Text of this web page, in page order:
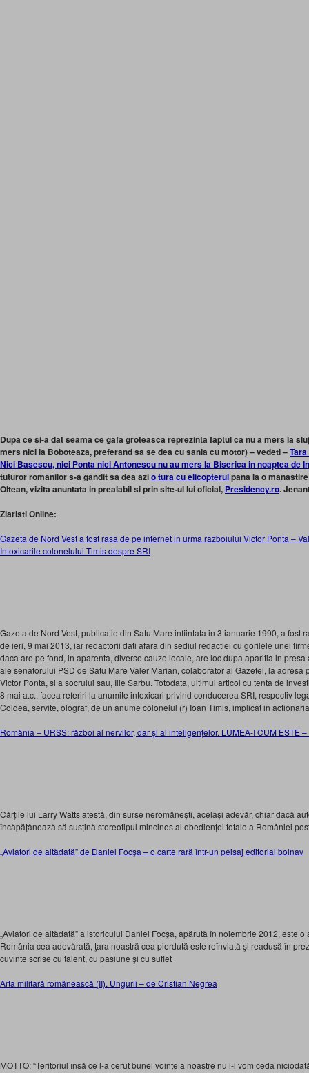
Dupa ce si-a dat seama ce gafa groteasca reprezinta faptul ca nu a mers la
mers nici la Boboteaza, preferand sa se dea cu sania cu motor) – vedeti –
Nici Basescu, nici Ponta nici Antonescu nu au mers la Biserica in noaptea de
tuturor romanilor s-a gandit sa dea azio tura cu elicopterulpana la o
Oltean, vizita anuntata in prealabil si prin site-ul lui oficial, Presidency.ro.
Ziaristi Online:
Gazeta de Nord Vest a fost rasa de pe internet in urma razboiului Victor Ponta –
Intoxicarile colonelului Timis despre SRI
Gazeta de Nord Vest, publicatie din Satu Mare infiintata in 3 ianuarie 1990, a fost
de ieri, 9 mai 2013, iar redactorii dati afara din sediul redactiei cu gorilele unei
daca are pe fond, in aparenta, diverse cauze locale, are loc dupa aparitia in
ale senatorului PSD de Satu Mare Valer Marian, colaborator al Gazetei, la
Victor Ponta, si a socrului sau, Ilie Sarbu. Totodata, ultimul articol cu tenta de
8 mai a.c., facea referiri la anumite intoxicari privind conducerea SRI, respectiv
Coldea, servite, olograf, de un anume colonelul (r) Ioan Timis, implicat in
România – URSS: război al nervilor, dar și al inteligențelor. LUMEA-I CUM ESTE
Cărțile lui Larry Watts atestă, din surse neromânești, același adevăr, chiar dacă
încăpățânează să susțină stereotipul mincinos al obedienței totale a României
„Aviatori de altădată” de Daniel Focşa – o carte rară într-un peisaj editorial bolnav
„Aviatori de altădată” a istoricului Daniel Focşa, apărută în noiembrie 2012, este
România cea adevărată, ţara noastră cea pierdută este reînviată şi readusă în
cuvinte scrise cu talent, cu pasiune şi cu suflet
Arta militară românească (II). Ungurii – de Cristian Negrea
MOTTO: “Teritoriul însă ce l-a cerut bunei voințe a noastre nu i-l vom ceda